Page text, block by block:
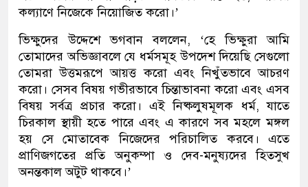
কল্যাণে নিজেকে নিয়োজিত করো।’
ভিক্ষুদের উদ্দেশে ভগবান বললেন, ‘হে ভিক্ষুরা আমি
তোমাদের অভিজ্ঞাবলে যে ধর্মসমূহ উপদেশ দিয়েছি সেগুলো
তোমরা উত্তমরূপে আয়ত্ত করো এবং নিখুঁতভাবে আচরণ
করো। সেসব বিষয় গভীরভাবে চিন্তাভাবনা করো এবং এসব
বিষয় সর্বত্র প্রচার করো। এই নিষ্কলুষমূলক ধর্ম, যাতে
চিরকাল স্থায়ী হতে পারে এবং এ কারণে সব মহলে মঙ্গল
হয় সে মোতাবেক নিজেদের পরিচালিত করবে। এতে
প্রাণিজগতের প্রতি অনুকম্পা ও দেব-মনুষ্যদের হিতসুখ
অনন্তকাল অটুট থাকবে।’